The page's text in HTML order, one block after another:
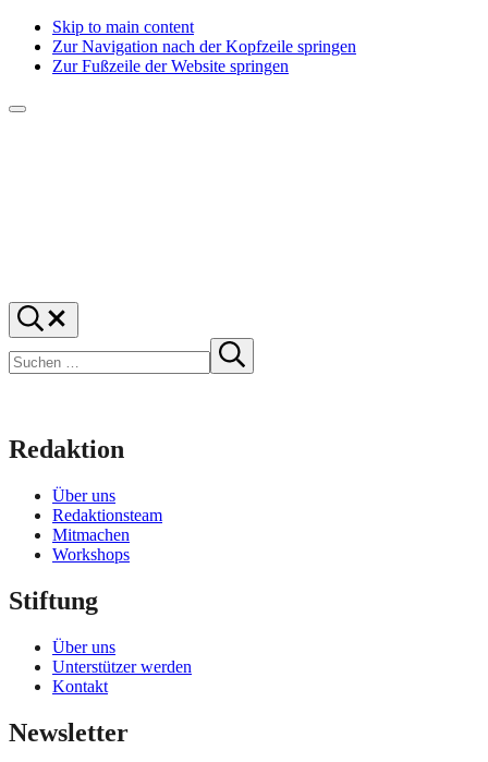
Skip to main content
Zur Navigation nach der Kopfzeile springen
Zur Fußzeile der Website springen
Menü
f1rstlife
Und
was
denkst
du?
Suchen
…
Suche
starten
Redaktion
Über uns
Redaktionsteam
Mitmachen
Workshops
Stiftung
Über uns
Unterstützer werden
Kontakt
Newsletter